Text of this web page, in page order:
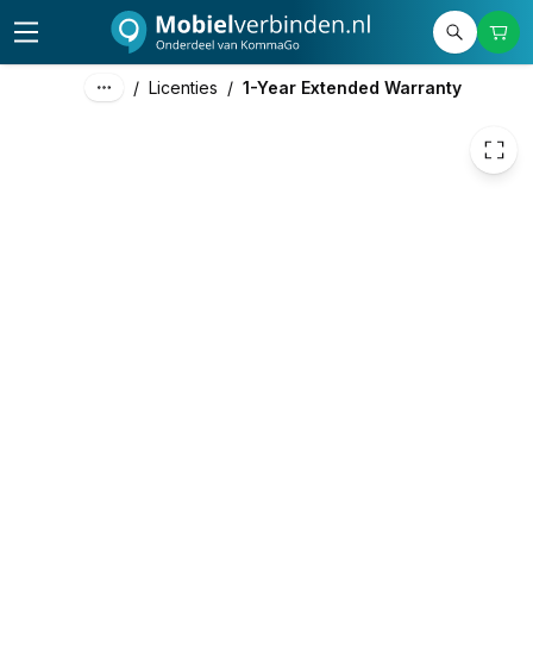
/ Licenties / 1-Year Extended Warranty
39,00 excl. btw
47,19 incl. btw